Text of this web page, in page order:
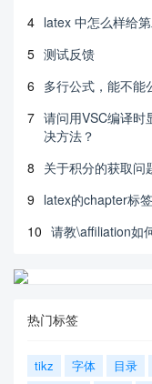
4 latex 中怎么样给
5 测试反馈
6 多行公式，能不能
7 请问用VSC编译时
决方法？
8 关于积分的获取问
9 latex的chapter标
10 请教\affiliation如
热门标签
tikz 字体 目录